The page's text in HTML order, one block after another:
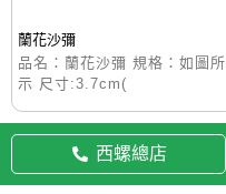
蘭花沙彌
品名：蘭花沙彌 規格：如圖所
示 尺寸:3.7cm(
西螺總店